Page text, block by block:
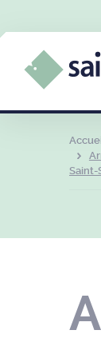
Saint-